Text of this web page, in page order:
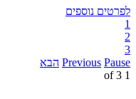
לפרטים נוספים
1
2
3
Previous Pause
הבא
1
3